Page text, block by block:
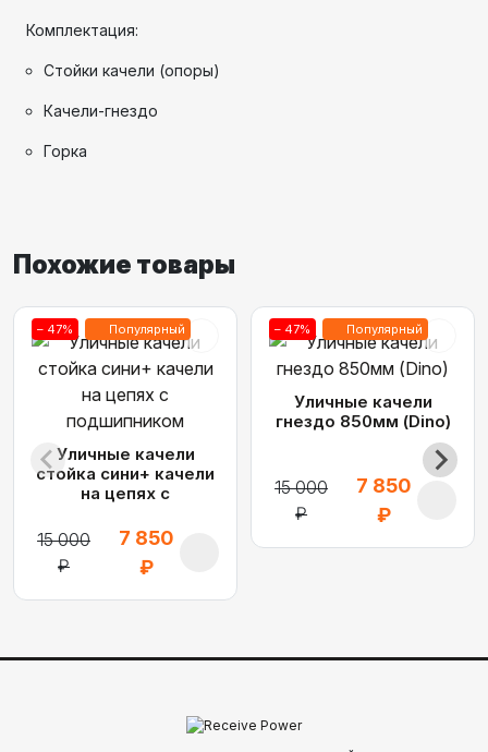
Комплектация:
Стойки качели (опоры)
Качели-гнездо
Горка
Похожие товары
– 47% Популярный
Уличные качели
стойка сини+ качели
на цепях с
15 000
₽
7 850
₽
– 47% Популярный
Уличные качели
гнездо 850мм (Dino)
15 000
₽
7 850
₽